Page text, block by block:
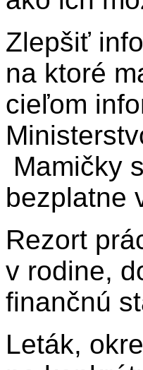
Zlepšiť
na ktoré
cieľom
Mamičky
bezplatne
Rezort
v rodine,
finančnú
Leták,